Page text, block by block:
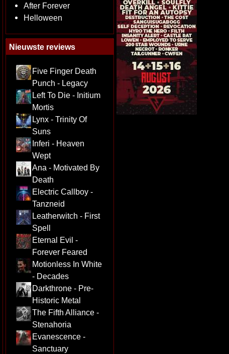
After Forever
Helloween
Nieuwste reviews
Five Finger Death
Punch - Legacy
Left To Die - Initium
Mortis
Lynx - Trinity Of
Suns
Inferi - Heaven
Wept
Ana - Motivated By
Death
Electric Callboy -
Tanzneid
Leatherwitch - First
Spell
Eternal Evil -
Forever Feared
Motionless In White
- Decades
Darkthrone - Pre-
Historic Metal
The Fifth Alliance -
Stenahoria
Evanescence -
Sanctuary